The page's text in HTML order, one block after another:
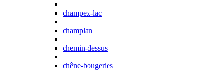
champex-lac
champlan
chemin-dessus
chêne-bougeries